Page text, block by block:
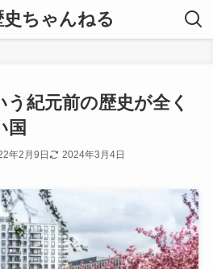
史ちゃんねる
う紀元前の歴史が全く
国
年2月9日 2024年3月4日